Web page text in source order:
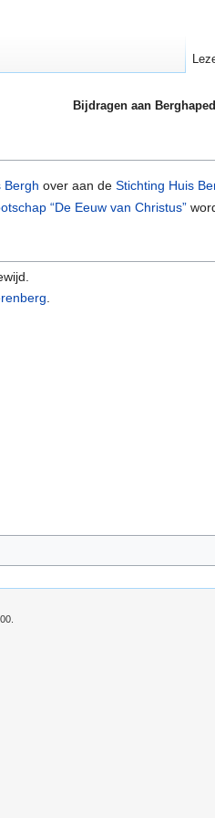
Bijdragen aan
Bergh over aan deStichting Huis
“De Eeuw van Christus”
.